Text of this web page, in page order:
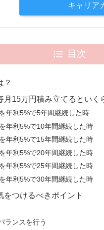
キャリア
目次
？
月15万円積み立てるといく
年利5%で5年間継続した時
年利5%で10年間継続した時
年利5%で15年間継続した時
年利5%で20年間継続した時
年利5%で25年間継続した時
年利5%で30年間継続した時
をつけるべきポイント
ランスを行う